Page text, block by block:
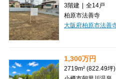
3階建 | 全14戸
柏原市法善寺
1,300万円
2719m² (822.49坪)